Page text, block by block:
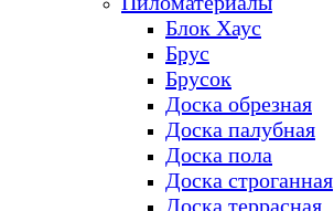
Блок Хаус
Брус
Брусок
Доска обрезная
Доска палубная
Доска пола
Доска строганная
Доска террасная